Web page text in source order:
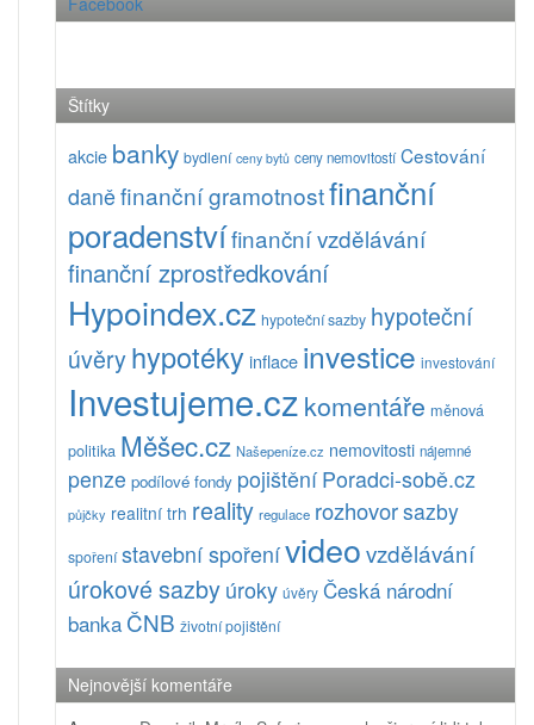
Štítky
akcie banky bydlení ceny bytů ceny nemovitostí Cestování
daněfinanční gramotnostfinanční
poradenstvífinanční vzdělávání
finanční zprostředkování
Hypoindex.cz hypoteční sazby hypoteční
úvěryhypotéky inflace investice investování
Investujeme.czkomentáře měnová
politika Měšec.cz Našepeníze.cz nemovitosti nájemné
penze podílové fondy pojištěníPoradci-sobě.cz
půjčky realitní trh reality regulace rozhovorsazby
spoření stavební spořenívideovzdělávání
úrokové sazbyúroky úvěry Česká národní
banka ČNB životní pojištění
Nejnovější komentáře